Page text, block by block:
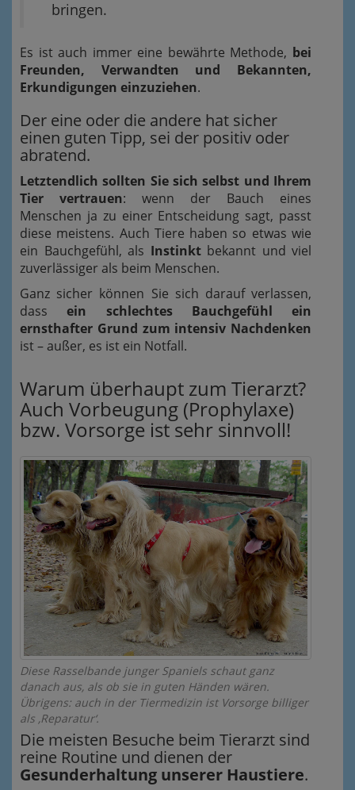
bringen.
Es ist auch immer eine bewährte Methode, bei
Freunden, Verwandten und Bekannten,
Erkundigungen einzuziehen.
Der eine oder die andere hat sicher
einen guten Tipp, sei der positiv oder
abratend.
Letztendlich sollten Sie sich selbst und Ihrem
Tier vertrauen: wenn der Bauch eines
Menschen ja zu einer Entscheidung sagt, passt
diese meistens. Auch Tiere haben so etwas wie
ein Bauchgefühl, als Instinktbekannt und viel
zuverlässiger als beim Menschen.
Ganz sicher können Sie sich darauf verlassen,
dassein schlechtes Bauchgefühl ein
ernsthafter Grund zum intensiv Nachdenken
ist – außer, es ist ein Notfall.
Warum überhaupt zum Tierarzt?
Auch Vorbeugung (Prophylaxe)
bzw. Vorsorge ist sehr sinnvoll!
Diese Rasselbande junger Spaniels schaut ganz
danach aus, als ob sie in guten Händen wären.
Übrigens: auch in der Tiermedizin ist Vorsorge billiger
als ‚Reparatur‘.
Die meisten Besuche beim Tierarzt sind
reine Routine und dienen der
Gesunderhaltung unserer Haustiere.